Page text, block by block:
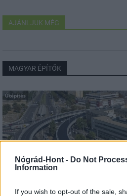
Nógrád-Hont - Do Not
Information
If you wish to opt-out of the sale,
AJÁNLJUK MÉG
MAGYAR ÉPÍTŐK
Útépítés